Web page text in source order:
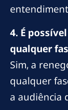
4. É
qualquer
Sim, a
qualquer
a audiência